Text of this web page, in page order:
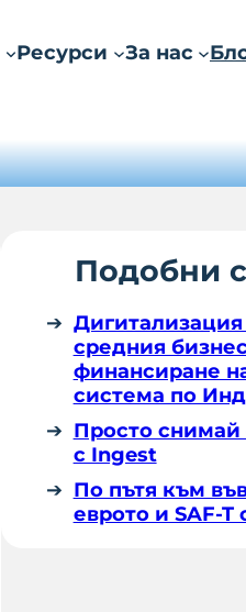
Ресурси За нас
Подобни
средния
финансиране
система по
Просто снимай
с Ingest
По пътя към
еврото и SAF-T